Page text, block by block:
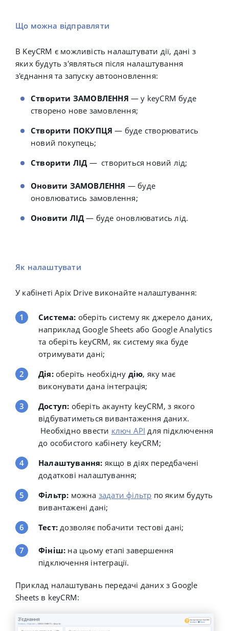
Що можна відправляти
В KeyCRM є можливість налаштувати дії, дані з
яких будуть з'являться після налаштування
з'єднання та запуску автооновлення:
Створити ЗАМОВЛЕННЯ — у keyCRM буде
створено нове замовлення;
Створити ПОКУПЦЯ— буде створюватись
новий покупець;
Створити ЛІД — створиться новий лід;
Оновити ЗАМОВЛЕННЯ — буде
оновлюватись замовлення;
Оновити ЛІД— буде оновлюватись лід.
Як налаштувати
У кабінеті Apix Drive виконайте налаштування:
Система: оберіть систему як джерело даних,
наприклад Google Sheets або Google Analytics
та оберіть keyCRM, як систему яка буде
отримувати дані;
Дія: оберіть необхідну дію, яку має
виконувати дана інтеграція;
Доступ: оберіть акаунту keyCRM, з якого
відбуватиметься вивантаження даних.
Необхідно ввести ключ API для підключення
до особистого кабінету keyCRM;
Налаштування: якщо в діях передбачені
додаткові налаштування;
Фільтр: можна задати фільтр по яким будуть
вивантажені дані;
Тест: дозволяє побачити тестові дані;
Фініш: на цьому етапі завершення
підключення інтеграції.
Приклад налаштувань передачі даних з Google
Sheets в keyCRM: